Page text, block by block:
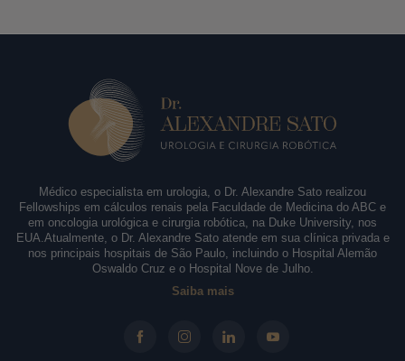
Médico especialista em urologia, o Dr. Alexandre Sato realizou
Fellowships em cálculos renais pela Faculdade de Medicina do ABC e
em oncologia urológica e cirurgia robótica, na Duke University, nos
EUA.Atualmente, o Dr. Alexandre Sato atende em sua clínica privada e
nos principais hospitais de São Paulo, incluindo o Hospital Alemão
Oswaldo Cruz e o Hospital Nove de Julho.
Saiba mais